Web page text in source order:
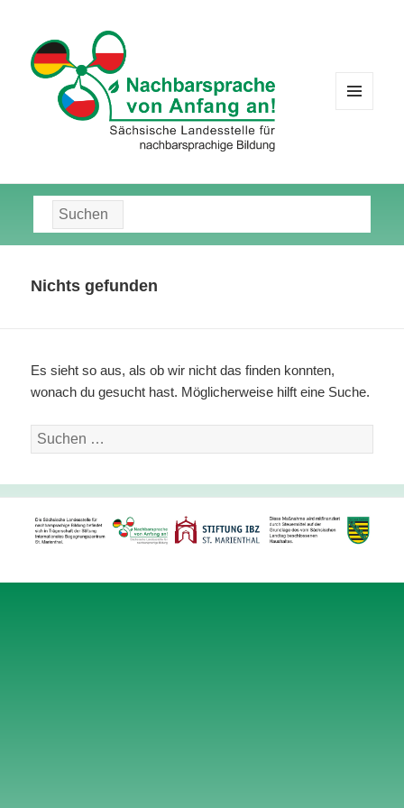
Suche
nach:
Nichts gefunden
Es sieht so aus, als ob wir nicht das finden konnten,
wonach du gesucht hast. Möglicherweise hilft eine Suche.
Suche
nach: